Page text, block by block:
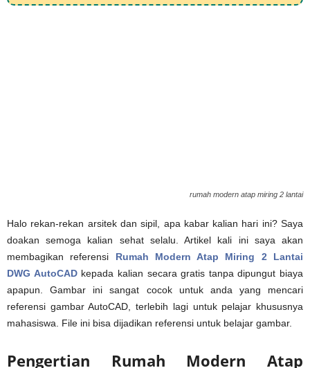
rumah modern atap miring 2 lantai
Halo rekan-rekan arsitek dan sipil, apa kabar kalian hari ini? Saya
doakan semoga kalian sehat selalu. Artikel kali ini saya akan
membagikan referensi Rumah Modern Atap Miring 2 Lantai
DWG AutoCADkepada kalian secara gratis tanpa dipungut biaya
apapun. Gambar ini sangat cocok untuk anda yang mencari
referensi gambar AutoCAD, terlebih lagi untuk pelajar khususnya
mahasiswa. File ini bisa dijadikan referensi untuk belajar gambar.
Pengertian Rumah Modern Atap